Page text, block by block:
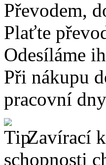
Převodem,
Plaťte
Odesíláme
Při nákupu
pracovní dny
Zavírací
schopnosti